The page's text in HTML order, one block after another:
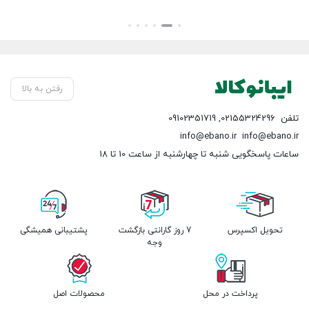
رفتن به بالا
تلفن 02155324296
,
09102351719
info@ebano.ir
info@ebano.ir
ساعات پاسخگویی شنبه تا چهارشنبه از ساعت 10 تا 18
تحویل اکسپرس
7 روز گارانتی بازگشت
وجه
پشتیبانی همیشگی
پرداخت در محل محصولات اصل